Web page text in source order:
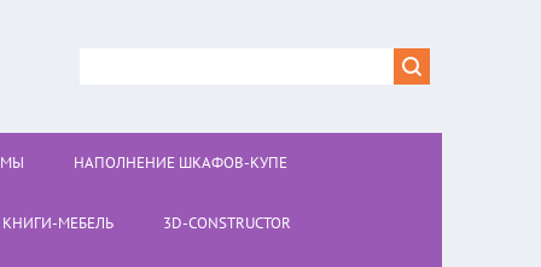
НАПОЛНЕНИЕ ШКАФОВ-КУПЕ
КНИГИ-МЕБЕЛЬ 3D-CONSTRUCTOR